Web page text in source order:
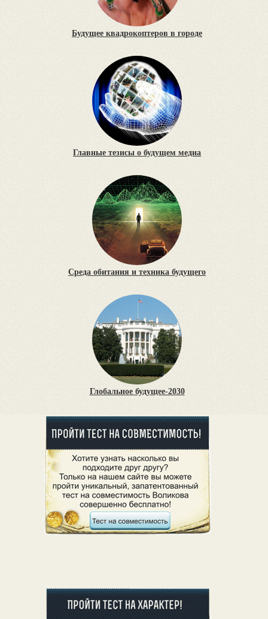
Будущее квадрокоптеров в городе
Главные тезисы о будущем медиа
Среда обитания и техника будущего
Глобальное будущее-2030